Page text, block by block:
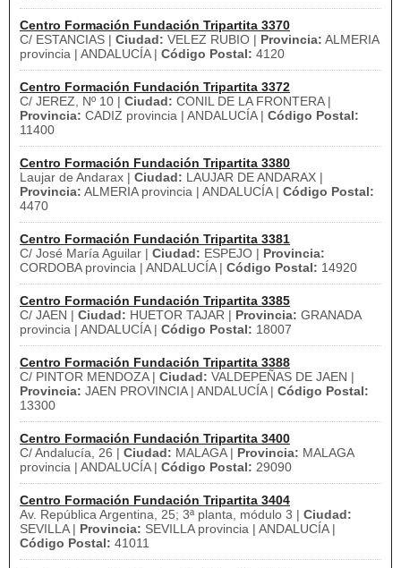
Centro Formación Fundación Tripartita 3370
C/ ESTANCIAS | Ciudad: VELEZ RUBIO | Provincia: ALMERIA
provincia | ANDALUCÍA | Código Postal: 4120
Centro Formación Fundación Tripartita 3372
C/ JEREZ, Nº 10 | Ciudad: CONIL DE LA FRONTERA |
Provincia: CADIZ provincia | ANDALUCÍA | Código Postal:
11400
Centro Formación Fundación Tripartita 3380
Laujar de Andarax | Ciudad: LAUJAR DE ANDARAX |
Provincia: ALMERIA provincia | ANDALUCÍA | Código Postal:
4470
Centro Formación Fundación Tripartita 3381
C/ José María Aguilar | Ciudad: ESPEJO | Provincia:
CORDOBA provincia | ANDALUCÍA | Código Postal: 14920
Centro Formación Fundación Tripartita 3385
C/ JAEN | Ciudad: HUETOR TAJAR | Provincia: GRANADA
provincia | ANDALUCÍA | Código Postal: 18007
Centro Formación Fundación Tripartita 3388
C/ PINTOR MENDOZA | Ciudad: VALDEPEÑAS DE JAEN |
Provincia: JAEN PROVINCIA | ANDALUCÍA | Código Postal:
13300
Centro Formación Fundación Tripartita 3400
C/ Andalucía, 26 | Ciudad: MALAGA | Provincia: MALAGA
provincia | ANDALUCÍA | Código Postal: 29090
Centro Formación Fundación Tripartita 3404
Av. República Argentina, 25; 3ª planta, módulo 3 | Ciudad:
SEVILLA | Provincia: SEVILLA provincia | ANDALUCÍA |
Código Postal: 41011